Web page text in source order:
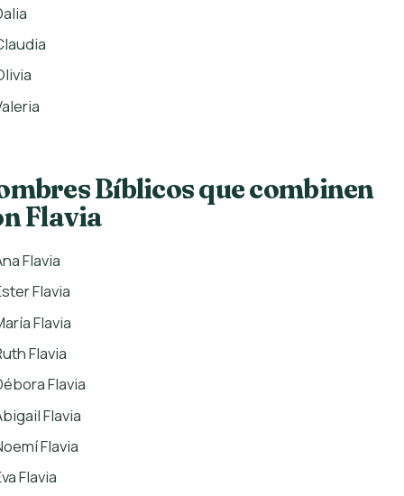
Bíblicos que combinen
Flavia
Flavia
Flavia
Flavia
Flavia
Flavia
Flavia
Flavia
Flavia